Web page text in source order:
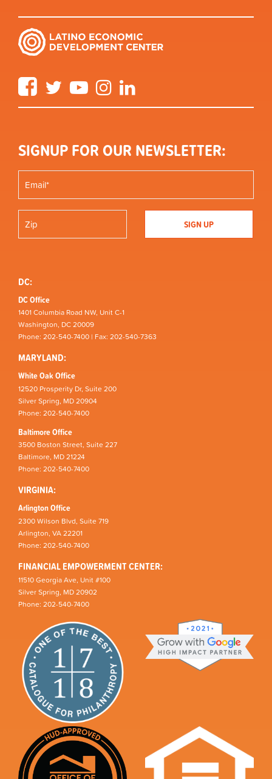
FacebookTwitter YouTube Instagram
SIGNUP FOR OUR NEWSLETTER:
DC:
DC Office
1401 Columbia Road NW, Unit C-1
Washington, DC 20009
Phone: 202-540-7400 | Fax: 202-540-7363
MARYLAND:
White Oak Office
12520 Prosperity Dr, Suite 200
Silver Spring, MD 20904
Phone: 202-540-7400
Baltimore Office
3500 Boston Street, Suite 227
Baltimore, MD 21224
Phone: 202-540-7400
VIRGINIA:
Arlington Office
2300 Wilson Blvd, Suite 719
Arlington, VA 22201
Phone: 202-540-7400
FINANCIAL EMPOWERMENT CENTER:
11510 Georgia Ave, Unit #100
Silver Spring, MD 20902
Phone: 202-540-7400